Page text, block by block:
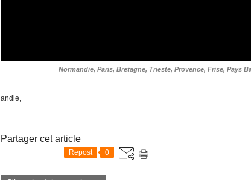
Normandie, Paris, Bretagne, Trieste, Provence, Frise, Pays
andie,
Partager cet article
Repost 0